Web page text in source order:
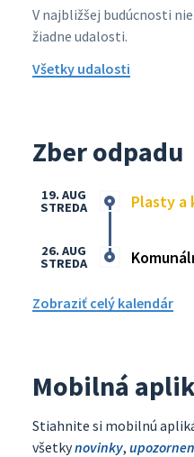
V najbližšej budúcnosti
žiadne udalosti.
Všetky udalosti
Zber odpadu
Plasty a
19. AUG
STREDA
26. AUG
STREDA
Zobraziť celý kalendár
Mobilná
Stiahnite si mobilnú
všetkynovinky,